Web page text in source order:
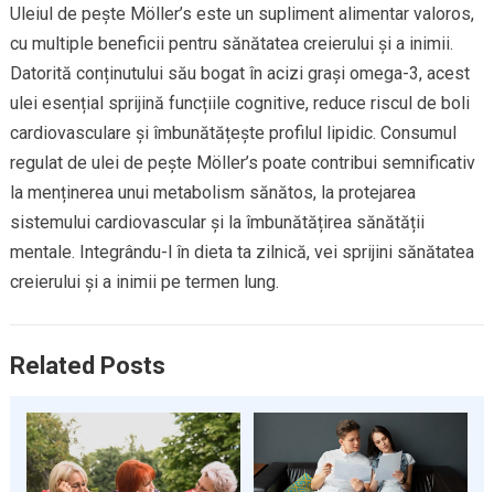
Uleiul de pește Möller’s este un supliment alimentar valoros,
cu multiple beneficii pentru sănătatea creierului și a inimii.
Datorită conținutului său bogat în acizi grași omega-3, acest
ulei esențial sprijină funcțiile cognitive, reduce riscul de boli
cardiovasculare și îmbunătățește profilul lipidic. Consumul
regulat de ulei de pește Möller’s poate contribui semnificativ
la menținerea unui metabolism sănătos, la protejarea
sistemului cardiovascular și la îmbunătățirea sănătății
mentale. Integrându-l în dieta ta zilnică, vei sprijini sănătatea
creierului și a inimii pe termen lung.
Related Posts